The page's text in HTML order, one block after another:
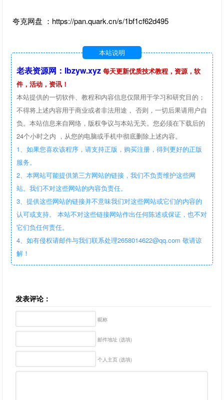
夸克网盘 ：https://pan.quark.cn/s/1bf1cf62d495
本站说明
老表资源网：lbzyw.xyz 每天更新优质技术教程，资源，软
件，活动，资讯！
本站提供的一切软件、教程和内容信息仅限用于学习和研究目的；
不得将上述内容用于商业或者非法用途， 否则，一切后果请用户自
负。本站信息来自网络，版权争议与本站无关。您必须在下载后的
24个小时之内 ，从您的电脑或手机中彻底删除上述内容。
1、如果您喜欢该程序，请支持正版，购买注册，得到更好的正版
服务。
2、本网站可能提供第三方网站的链接，我们不负责维护这些网
站。我们不对这些网站的内容负责任。
3、提供这些网站的链接并不意味我们对这些网站或它们的内容的
认可或支持。 本站不对这些链接网站作出任何陈述或保证，也不对
它们负任何责任。
4、如有侵权请邮件与我们联系处理2658014622@qq.com 敬请谅
解！
发表评论：
昵称
邮件地址 (选填)
个人主页 (选填)